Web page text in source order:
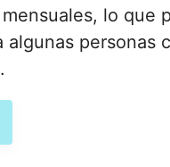
lo que
personas